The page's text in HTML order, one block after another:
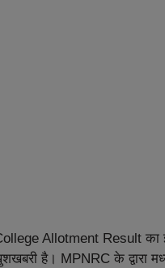
Allotment Result का
खुशखबरी है। MPNRC के द्वारा